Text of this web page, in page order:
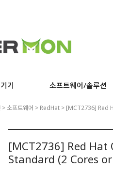
기 소프트웨어/솔루션
>소프트웨어 > RedHat > [MCT2736] Red
[MCT2736] Red
Standard (2 Cores or